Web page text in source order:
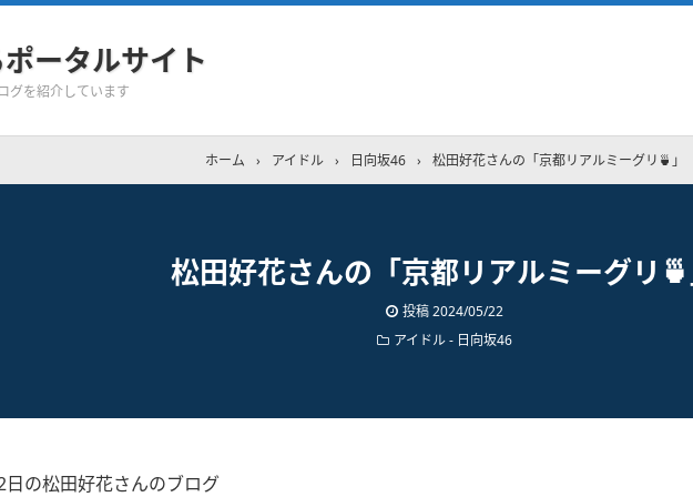
ータルサイト
グを紹介しています
ホーム › アイドル › 日向坂46 › 松田好花さんの「京都リアルミーグリ🍵」
松田好花さんの「京都リアルミーグリ
投稿2024/05/22
アイドル - 日向坂46
の松田好花さんのブログ